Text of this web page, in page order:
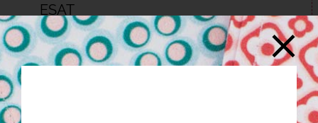
ESAT
Découvrir nos engagements
JE COMPLÈTE MA COLLECTION…